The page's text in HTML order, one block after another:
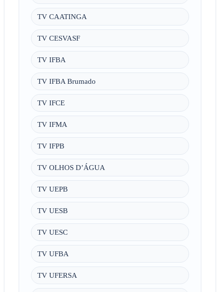
TV CAATINGA
TV CESVASF
TV IFBA
TV IFBA Brumado
TV IFCE
TV IFMA
TV IFPB
TV OLHOS D’ÁGUA
TV UEPB
TV UESB
TV UESC
TV UFBA
TV UFERSA